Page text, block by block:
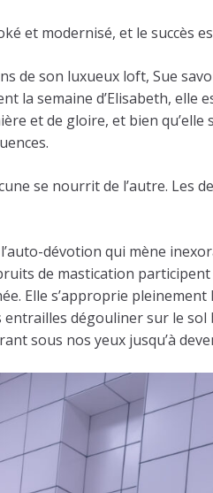
et modernisé, et le succès
de son luxueux loft, Sue
la semaine d’Elisabeth, elle
et de gloire, et bien qu’elle
se nourrit de l’autre. Les
dévotion qui mène
de mastication
Elle s’approprie pleinement
dégouliner sur le sol
sous nos yeux jusqu’à